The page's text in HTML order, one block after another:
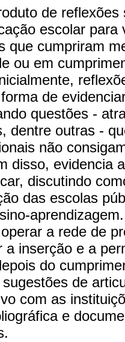
de
escolar
que cumpriram
ou em
de
questões -
dentre outras -
não
disso, evidencia
discutindo
das escolas
a rede de
a inserção e a
do
de
com as
e